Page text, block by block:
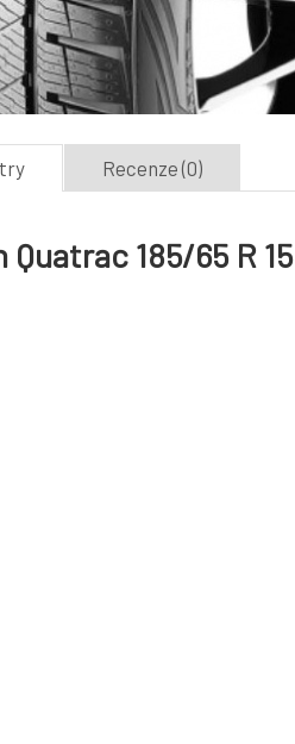
Recenze (0)
185/65 R